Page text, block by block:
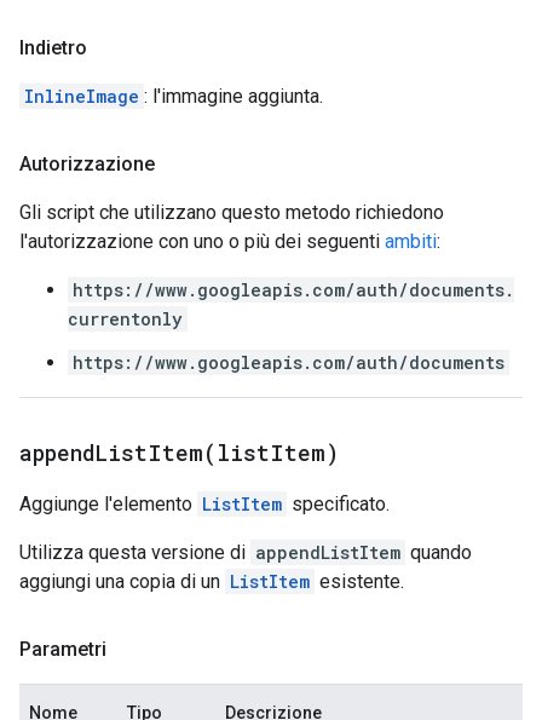
Indietro
InlineImage : l'immagine aggiunta.
Autorizzazione
Gli script che utilizzano questo metodo richiedono
l'autorizzazione con uno o più dei seguenti ambiti:
https://www.googleapis.com/auth/documents.
currentonly
https://www.googleapis.com/auth/documents
appendListItem( listItem)
Aggiunge l'elemento ListItem specificato.
Utilizza questa versione di appendListItem quando
aggiungi una copia di un ListItem esistente.
Parametri
Nome Tipo Descrizione